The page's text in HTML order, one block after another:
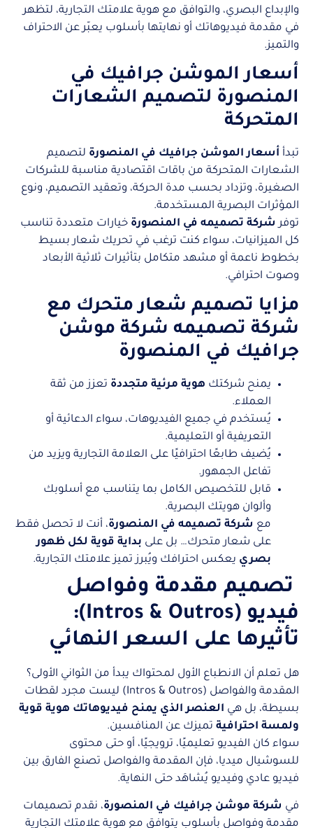
والإبداع البصري، والتوافق مع هوية علامتك التجارية، لتظهر
في مقدمة فيديوهاتك أو نهايتها بأسلوب يعبّر عن الاحتراف
والتميز.
أسعار الموشن جرافيك في
المنصورة لتصميم الشعارات
المتحركة
تبدأ أسعار الموشن جرافيك في المنصورة لتصميم
الشعارات المتحركة من باقات اقتصادية مناسبة للشركات
الصغيرة، وتزداد بحسب مدة الحركة، وتعقيد التصميم، ونوع
المؤثرات البصرية المستخدمة.
توفر شركة تصميمه في المنصورة خيارات متعددة تناسب
كل الميزانيات، سواء كنت ترغب في تحريك شعار بسيط
بخطوط ناعمة أو مشهد متكامل بتأثيرات ثلاثية الأبعاد
وصوت احترافي.
مزايا تصميم شعار متحرك مع
شركة تصميمه شركة موشن
جرافيك في المنصورة
يمنح شركتك هوية مرئية متجددة تعزز من ثقة
العملاء.
يُستخدم في جميع الفيديوهات، سواء الدعائية أو
التعريفية أو التعليمية.
يُضيف طابعًا احترافيًا على العلامة التجارية ويزيد من
تفاعل الجمهور.
قابل للتخصيص الكامل بما يتناسب مع أسلوبك
وألوان هويتك البصرية.
مع شركة تصميمه في المنصورة، أنت لا تحصل فقط
على شعار متحرك… بل على بداية قوية لكل ظهور
بصري يعكس احترافك ويُبرز تميز علامتك التجارية.
تصميم مقدمة وفواصل
فيديو (Intros & Outros):
تأثيرها على السعر النهائي
هل تعلم أن الانطباع الأول لمحتواك يبدأ من الثواني الأولى؟
المقدمة والفواصل (Intros & Outros) ليست مجرد لقطات
بسيطة، بل هي العنصر الذي يمنح فيديوهاتك هوية قوية
ولمسة احترافية تميزك عن المنافسين.
سواء كان الفيديو تعليميًا، ترويجيًا، أو حتى محتوى
للسوشيال ميديا، فإن المقدمة والفواصل تصنع الفارق بين
فيديو عادي وفيديو يُشاهَد حتى النهاية.
في شركة موشن جرافيك في المنصورة، نقدم تصميمات
مقدمة وفواصل بأسلوب يتوافق مع هوية علامتك التجارية